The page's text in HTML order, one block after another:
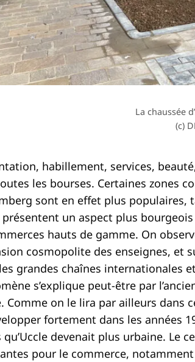
La chaussée
(c)
habillement, services,
les bourses. Certaines zones
sont en effet plus populaires,
présentent un aspect plus
hauts de gamme. On
cosmopolite des enseignes, et
grandes chaînes internationales
s’explique peut-être par
Comme on le lira par ailleurs dans
fortement dans les années
devenait plus urbaine. Le
pour le commerce,